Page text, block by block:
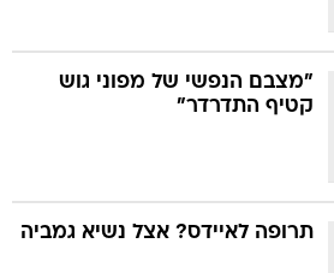
"מצבם הנפשי של מפוני גוש
קטיף התדרדר"
תרופה לאיידס? אצל נשיא גמביה